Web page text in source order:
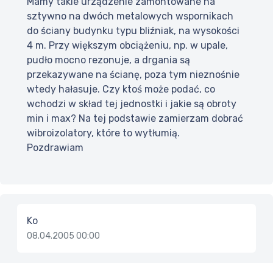
sztywno na dwóch metalowych wspornikach
do ściany budynku typu bliźniak, na wysokości
4 m. Przy większym obciążeniu, np. w upale,
pudło mocno rezonuje, a drgania są
przekazywane na ścianę, poza tym nieznośnie
wtedy hałasuje. Czy ktoś może podać, co
wchodzi w skład tej jednostki i jakie są obroty
min i max? Na tej podstawie zamierzam dobrać
wibroizolatory, które to wytłumią.
Pozdrawiam
Ko
08.04.2005 00:00